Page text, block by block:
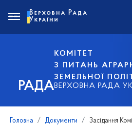
РАДА
КОМІТЕТ
З ПИТАНЬ
ЗЕМЕЛЬНОЇ
ВЕРХОВНА РАДА
Верховна Рада
України
Головна Документи Засідання